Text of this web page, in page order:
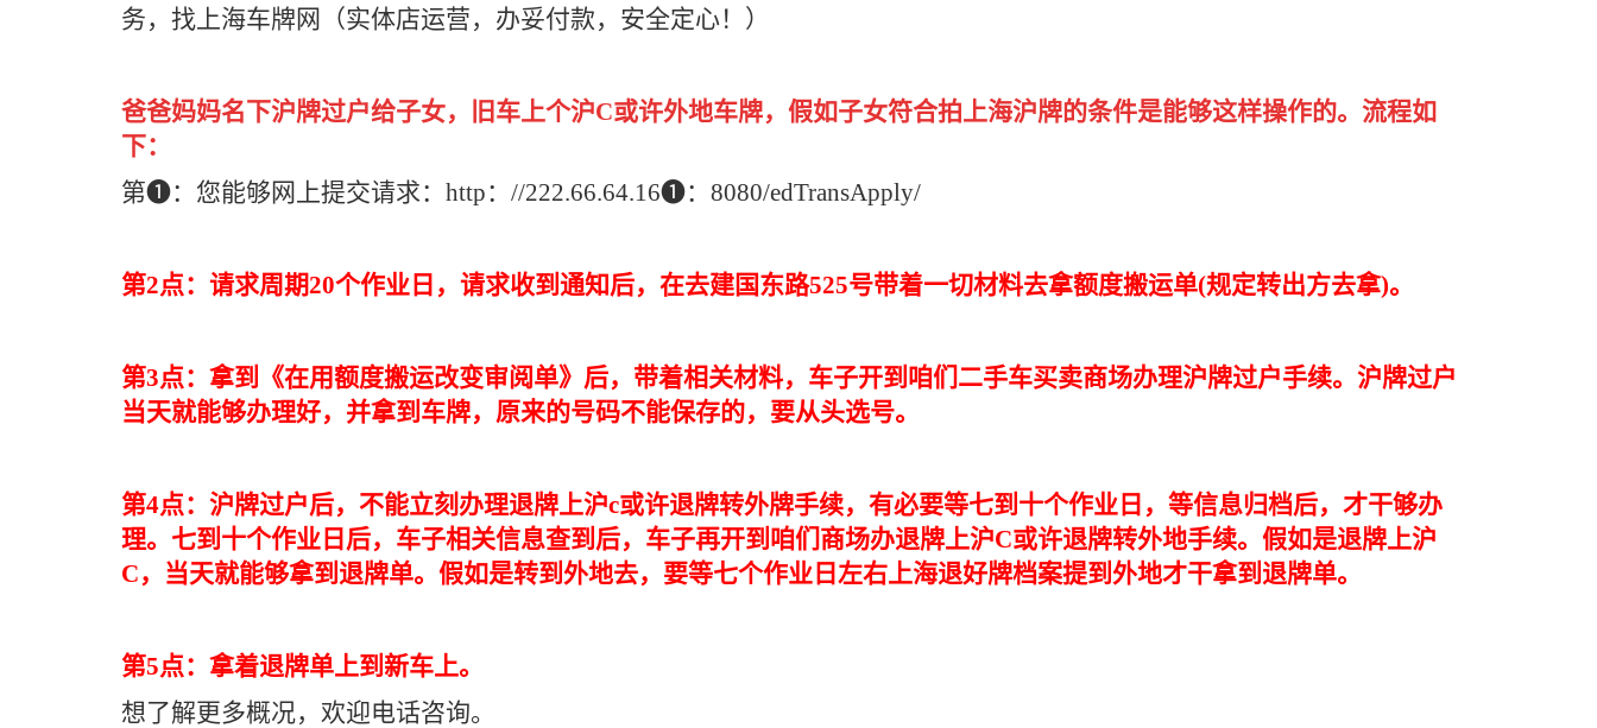
务，找上海车牌网（实体店运营，办妥付款，安全定心！）
爸爸妈妈名下沪牌过户给子女，旧车上个沪C或许外地车牌，假如子女符合拍上海沪牌的条件是能够这样操作的。流程如
下：
第❶：您能够网上提交请求：http：//222.66.64.16❶：8080/edTransApply/
第2点：请求周期20个作业日，请求收到通知后，在去建国东路525号带着一切材料去拿额度搬运单(规定转出方去拿)。
第3点：拿到《在用额度搬运改变审阅单》后，带着相关材料，车子开到咱们二手车买卖商场办理沪牌过户手续。沪牌过户
当天就能够办理好，并拿到车牌，原来的号码不能保存的，要从头选号。
第4点：沪牌过户后，不能立刻办理退牌上沪c或许退牌转外牌手续，有必要等七到十个作业日，等信息归档后，才干够办
理。七到十个作业日后，车子相关信息查到后，车子再开到咱们商场办退牌上沪C或许退牌转外地手续。假如是退牌上沪
C，当天就能够拿到退牌单。假如是转到外地去，要等七个作业日左右上海退好牌档案提到外地才干拿到退牌单。
第5点：拿着退牌单上到新车上。
想了解更多概况，欢迎电话咨询。